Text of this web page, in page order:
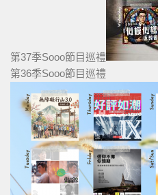
第37季Sooo節目巡禮
第36季Sooo節目巡禮